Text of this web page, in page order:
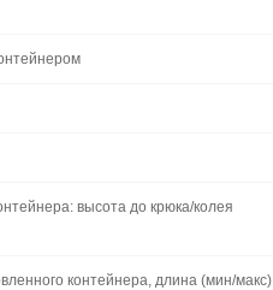
высота до крюка/колея
контейнера, длина (мин/макс)